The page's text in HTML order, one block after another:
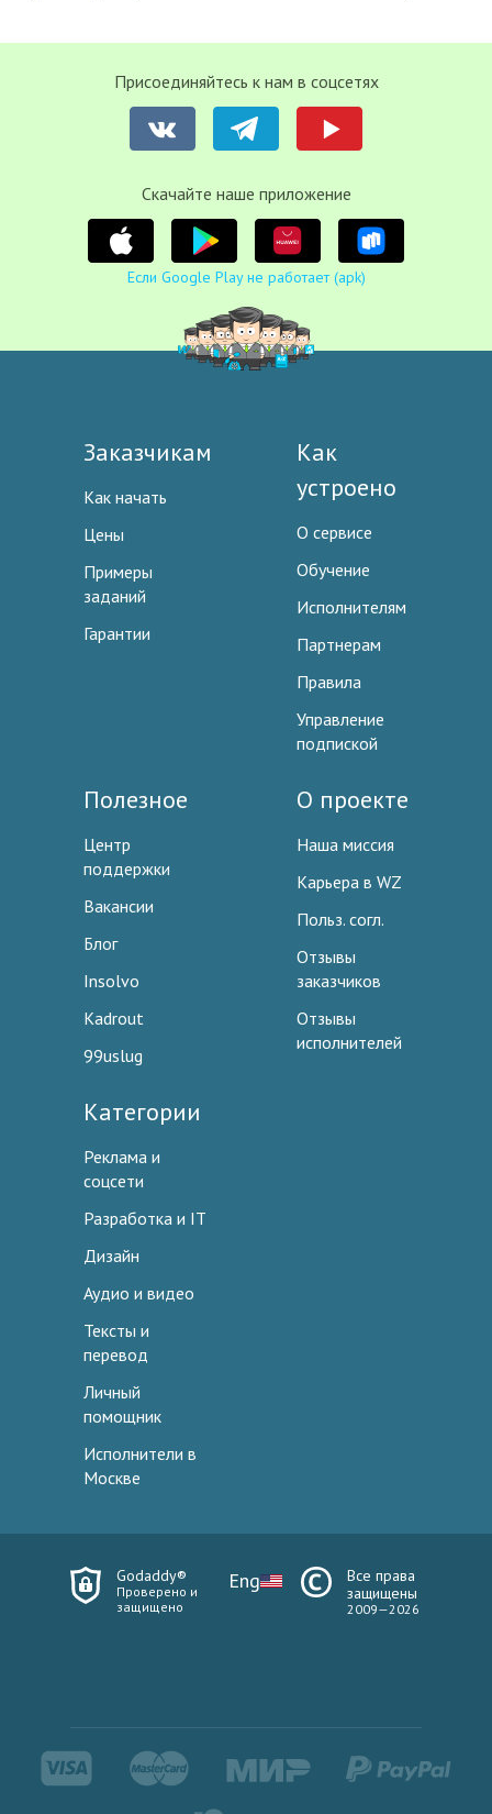
Присоединяйтесь к нам в соцсетях
Cкачайте наше приложение
Если Google Play не работает (apk)
Заказчикам
Как начать
Цены
Примеры
заданий
Гарантии
Как
устроено
О сервисе
Обучение
Исполнителям
Партнерам
Правила
Управление
подпиской
Полезное
Центр
поддержки
Вакансии
Блог
Insolvo
Kadrout
99uslug
О проекте
Наша миссия
Карьера в WZ
Польз. согл.
Отзывы
заказчиков
Отзывы
исполнителей
Категории
Реклама и
соцсети
Разработка и IT
Дизайн
Аудио и видео
Тексты и
перевод
Личный
помощник
Исполнители в
Москве
Godaddy®
Проверено и
защищено
Eng
Все права
защищены
2009—2026